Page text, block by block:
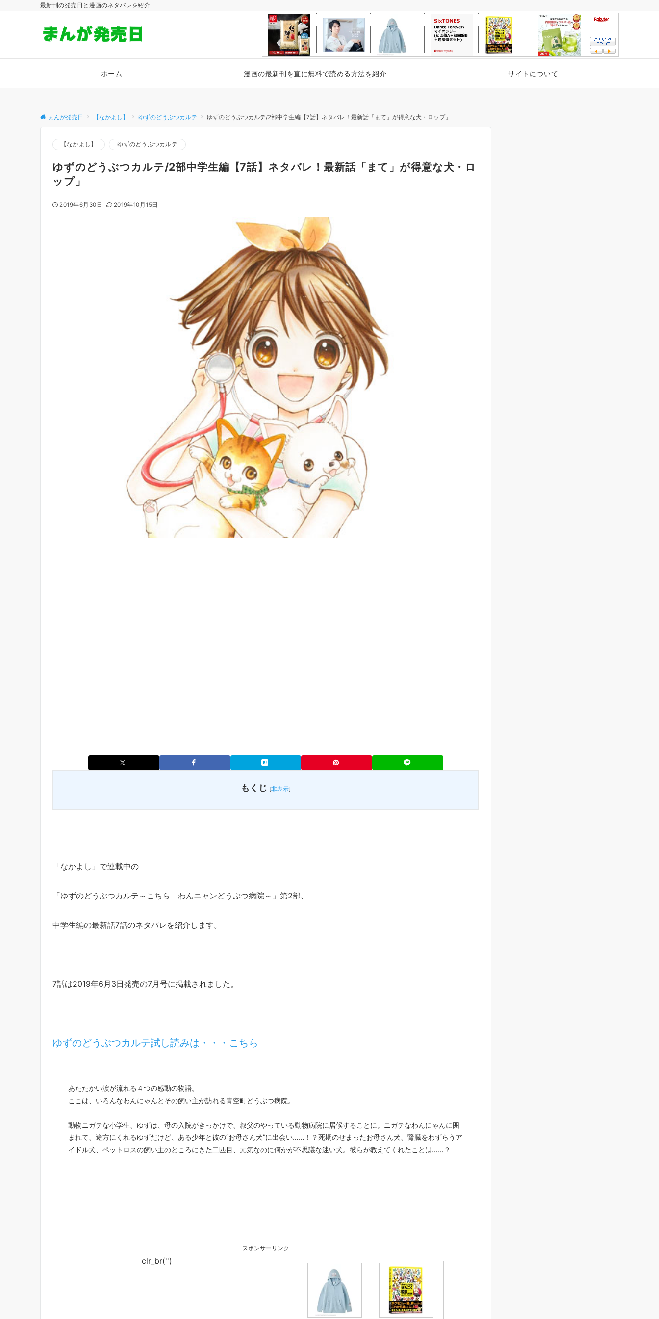
最新刊の発売日と漫画のネタバレを紹介
ホーム 漫画の最新刊を直に無料で読める方法を紹介 サイトについて
まんが発売日 【なかよし】 ゆずのどうぶつカルテ ゆずのどうぶつカルテ/2部中学生編【7話】ネタバレ！最新話「まて」が得意な犬・ロップ」
【なかよし】 ゆずのどうぶつカルテ
ゆずのどうぶつカルテ/2部中学生編【7話】ネタバレ！最新話「まて」が得意な犬・ロ
ップ」
2019年6月30日 2019年10月15日
もくじ [非表示]
「なかよし」で連載中の
「ゆずのどうぶつカルテ～こちら わんニャンどうぶつ病院～」第2部、
中学生編の最新話7話のネタバレを紹介します。
7話は2019年6月3日発売の7月号に掲載されました。
ゆずのどうぶつカルテ試し読みは・・・こちら
あたたかい涙が流れる４つの感動の物語。
ここは、いろんなわんにゃんとその飼い主が訪れる青空町どうぶつ病院。
動物ニガテな小学生、ゆずは、母の入院がきっかけで、叔父のやっている動物病院に居候することに。ニガテなわんにゃんに囲
まれて、途方にくれるゆずだけど、ある少年と彼の“お母さん犬”に出会い……！？死期のせまったお母さん犬、腎臓をわずらうア
イドル犬、ペットロスの飼い主のところにきた二匹目、元気なのに何かが不思議な迷い犬。彼らが教えてくれたことは……？
スポンサーリンク
clr_br('')